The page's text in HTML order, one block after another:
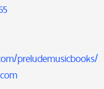
preludemusicbooks/